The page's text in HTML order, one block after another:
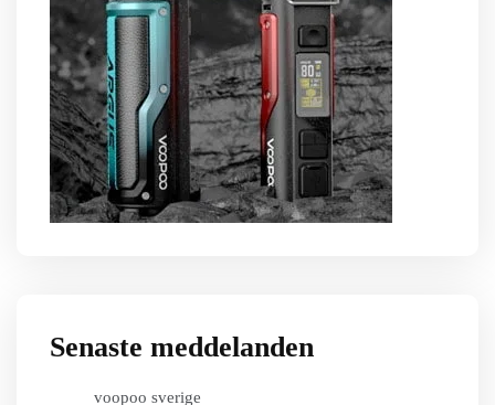
Senaste meddelanden
voopoo sverige